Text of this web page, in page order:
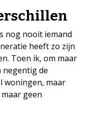
nog nooit iemand
heeft zo zijn
Toen ik, om maar
negentig de
woningen, maar
geen